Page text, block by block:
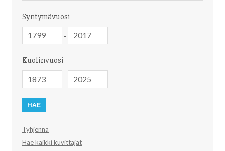
Syntymävuosi
-
Kuolinvuosi
-
Tyhjennä
Hae kaikki kuvittajat